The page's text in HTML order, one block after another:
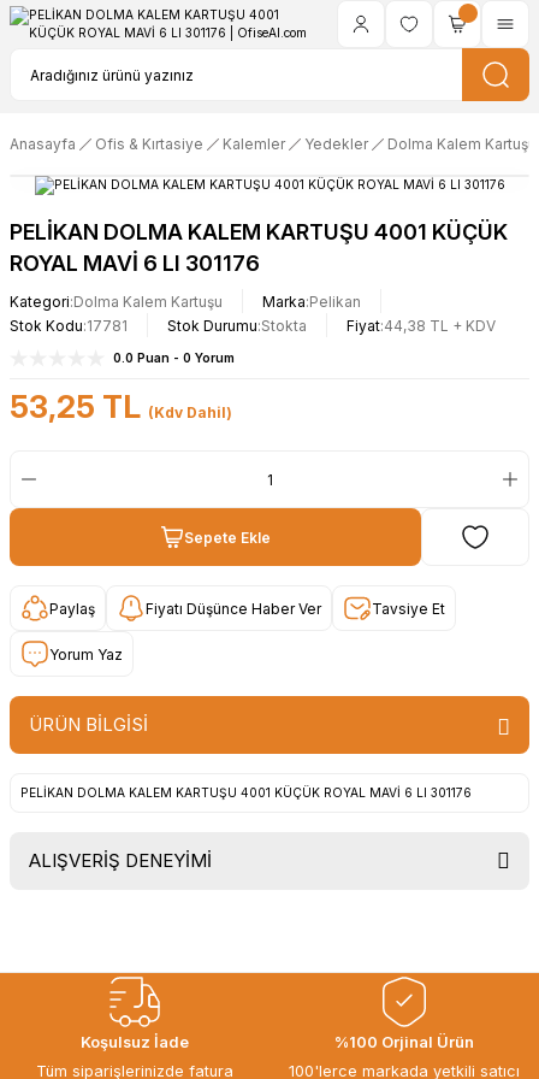
Anasayfa Ofis & Kırtasiye Kalemler Yedekler Dolma Kalem Kartuşu
PELİKAN DOLMA KALEM KARTUŞU 4001 KÜÇÜK
ROYAL MAVİ 6 LI 301176
Kategori Dolma Kalem Kartuşu Marka Pelikan
Stok Kodu 17781 Stok Durumu Stokta Fiyat 44,38 TL + KDV
0.0 Puan - 0 Yorum
53,25 TL (Kdv Dahil)
Sepete Ekle
Paylaş Fiyatı Düşünce Haber Ver Tavsiye Et
Yorum Yaz
ÜRÜN BİLGİSİ
PELİKAN DOLMA KALEM KARTUŞU 4001 KÜÇÜK ROYAL MAVİ 6 LI 301176
ALIŞVERİŞ DENEYİMİ
gorusmek uzere, hayirli ve bol
kazanclar dilerim.
İbrahim Ertuğrul ARSLANOĞLU |
Koşulsuz İade
Tüm siparişlerinizde fatura
%100 Orjinal Ürün
100'lerce markada yetkili satıcı